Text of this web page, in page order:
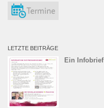
LETZTE BEITRÄGE
Ein